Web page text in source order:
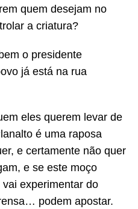
quem desejam no
a criatura?
o presidente
já está na rua
eles querem levar de
é uma raposa
e certamente não quer
e se este moço
experimentar do
podem apostar.